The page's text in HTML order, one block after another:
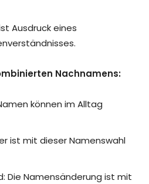
Ausdruck eines
Nachnamens:
können im Alltag
ist mit dieser Namenswahl
Die Namensänderung ist mit